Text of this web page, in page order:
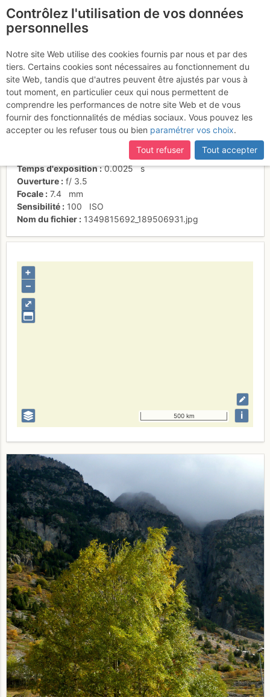
Cboooo
Activités
Date/heure
7 oct. 2012 11:42
Contributeur
Pol D
individuel (CC by-nc-nd)
Panasonic DMC-FX30
Temps d'exposition
0.0025 s
Ouverture
f/ 3.5
Focale
7.4
mm
Sensibilité
100
ISO
Nom du fichier
1349815692_189506931.jpg
⤢
+
–
500 km i
Contrôlez l'utilisation de vos données
personnelles
Notre site Web utilise des cookies fournis par nous et par des
tiers. Certains cookies sont nécessaires au fonctionnement du
site Web, tandis que d'autres peuvent être ajustés par vous à
tout moment, en particulier ceux qui nous permettent de
comprendre les performances de notre site Web et de vous
fournir des fonctionnalités de médias sociaux. Vous pouvez les
accepter ou les refuser tous ou bien paramétrer vos choix.
Tout refuser
Tout accepter